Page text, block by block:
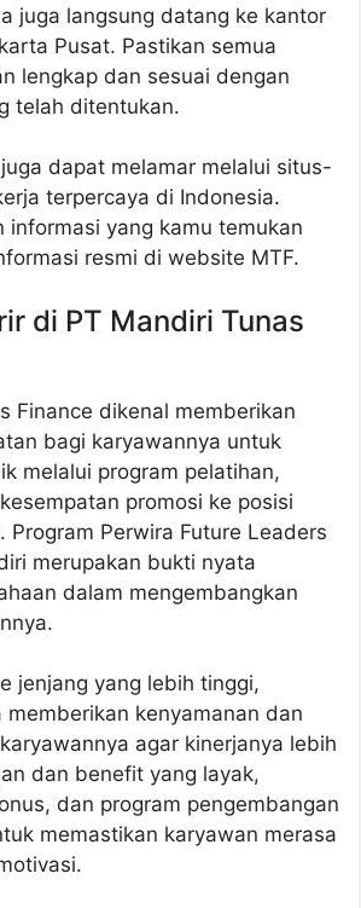
juga langsung datang ke kantor
Pusat. Pastikan semua
lengkap dan sesuai dengan
telah ditentukan.
dapat melamar melalui situs-
terpercaya di Indonesia.
informasi yang kamu temukan
resmi di website MTF.
di PT Mandiri Tunas
Finance dikenal memberikan
bagi karyawannya untuk
melalui program pelatihan,
promosi ke posisi
Program Perwira Future Leaders
merupakan bukti nyata
dalam mengembangkan
jenjang yang lebih tinggi,
memberikan kenyamanan dan
agar kinerjanya lebih
dan benefit yang layak,
dan program pengembangan
memastikan karyawan merasa